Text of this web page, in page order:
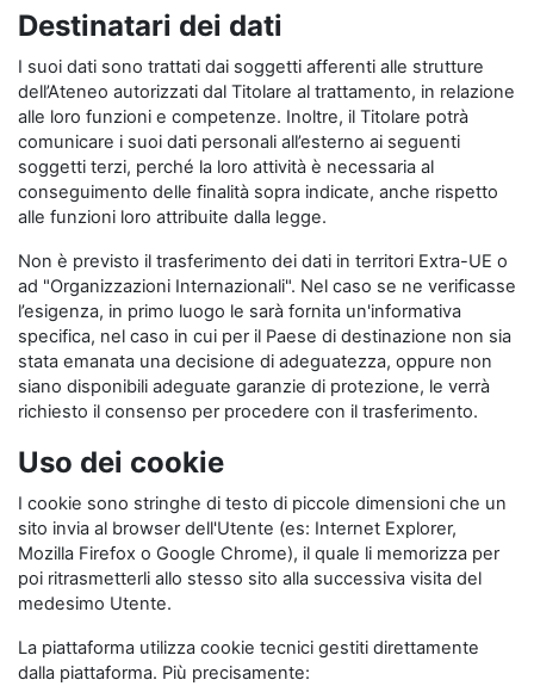
Destinatari dei dati
I suoi dati sono trattati dai soggetti afferenti alle strutture
dell’Ateneo autorizzati dal Titolare al trattamento, in relazione
alle loro funzioni e competenze. Inoltre, il Titolare potrà
comunicare i suoi dati personali all’esterno ai seguenti
soggetti terzi, perché la loro attività è necessaria al
conseguimento delle finalità sopra indicate, anche rispetto
alle funzioni loro attribuite dalla legge.
Non è previsto il trasferimento dei dati in territori Extra-UE o
ad "Organizzazioni Internazionali". Nel caso se ne verificasse
l’esigenza, in primo luogo le sarà fornita un'informativa
specifica, nel caso in cui per il Paese di destinazione non sia
stata emanata una decisione di adeguatezza, oppure non
siano disponibili adeguate garanzie di protezione, le verrà
richiesto il consenso per procedere con il trasferimento.
Uso dei cookie
I cookie sono stringhe di testo di piccole dimensioni che un
sito invia al browser dell'Utente (es: Internet Explorer,
Mozilla Firefox o Google Chrome), il quale li memorizza per
poi ritrasmetterli allo stesso sito alla successiva visita del
medesimo Utente.
La piattaforma utilizza cookie tecnici gestiti direttamente
dalla piattaforma. Più precisamente: